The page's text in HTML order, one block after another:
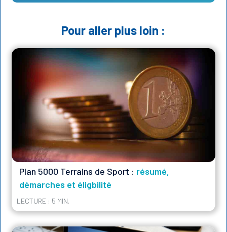
Pour aller plus loin :
Plan 5000 Terrains de Sport : résumé,
démarches et éligbilité
LECTURE : 5 MIN.